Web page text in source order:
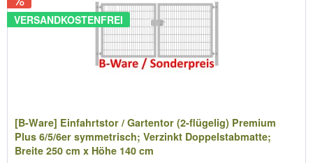
VERSANDKOSTENFREI
[B-Ware] Einfahrtstor / Gartentor (2-flügelig) Premium
Plus 6/5/6er symmetrisch; Verzinkt Doppelstabmatte;
Breite 250 cm x Höhe 140 cm